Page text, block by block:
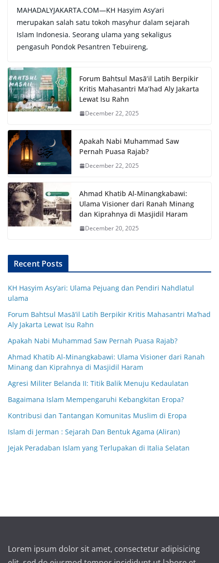
MAHADALYJAKARTA.COM—KH Hasyim Asy’ari
merupakan salah satu tokoh masyhur dalam sejarah
Islam Indonesia. Seorang ulama yang sekaligus
pengasuh Pondok Pesantren Tebuireng,
Forum Bahtsul Masā’il Latih Berpikir
Kritis Mahasantri Ma’had Aly Jakarta
Lewat Isu Rahn
December 22, 2025
Apakah Nabi Muhammad Saw
Pernah Puasa Rajab?
December 22, 2025
Ahmad Khatib Al-Minangkabawi:
Ulama Visioner dari Ranah Minang
dan Kiprahnya di Masjidil Haram
December 20, 2025
Recent Posts
KH Hasyim Asy’ari: Ulama Pejuang dan Pendiri Nahdlatul
ulama
Forum Bahtsul Masā’il Latih Berpikir Kritis Mahasantri Ma’had
Aly Jakarta Lewat Isu Rahn
Apakah Nabi Muhammad Saw Pernah Puasa Rajab?
Ahmad Khatib Al-Minangkabawi: Ulama Visioner dari Ranah
Minang dan Kiprahnya di Masjidil Haram
Agresi Militer Belanda II: Titik Balik Menuju Kedaulatan
Bagaimana Islam Mempengaruhi Kebangkitan Eropa?
Kontribusi dan Tantangan Komunitas Muslim di Eropa
Islam di Jerman : Sejarah Dan Bentuk Agama (Aliran)
Jejak Peradaban Islam yang Terlupakan di Italia Selatan
Lorem ipsum dolor sit amet, consectetur adipisicing